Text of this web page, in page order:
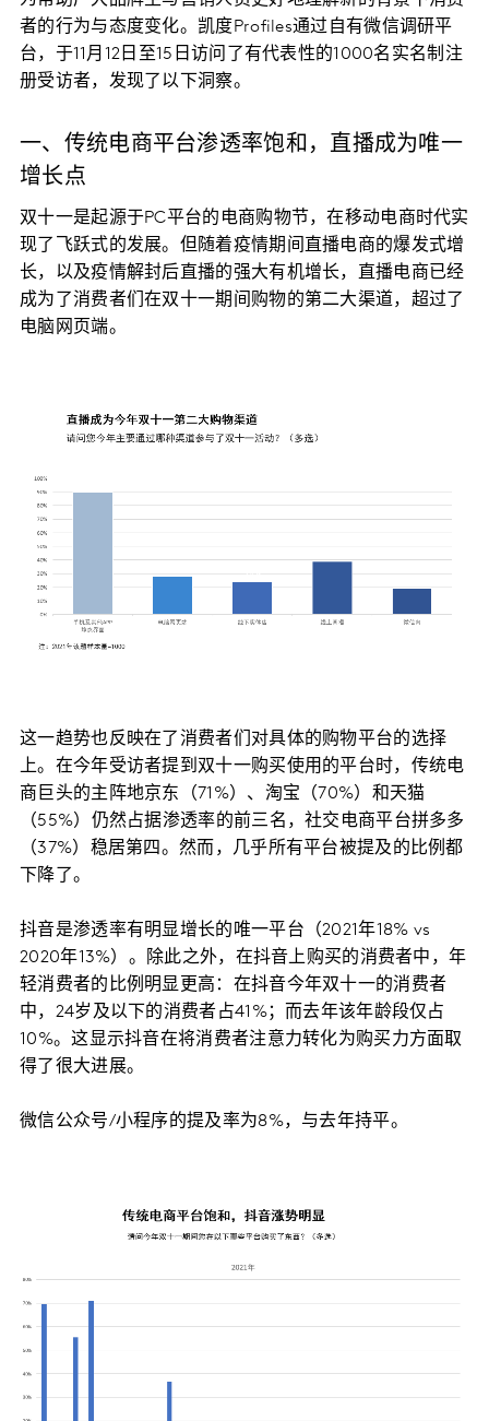
者的行为与态度变化。凯度Profiles通过自有微信调研平
台，于11月12日至15日访问了有代表性的1000名实名制注
册受访者，发现了以下洞察。
一、传统电商平台渗透率饱和，直播成为唯一
增长点
双十一是起源于PC平台的电商购物节，在移动电商时代实
现了飞跃式的发展。但随着疫情期间直播电商的爆发式增
长，以及疫情解封后直播的强大有机增长，直播电商已经
成为了消费者们在双十一期间购物的第二大渠道，超过了
电脑网页端。
这一趋势也反映在了消费者们对具体的购物平台的选择
上。在今年受访者提到双十一购买使用的平台时，传统电
商巨头的主阵地京东（71%）、淘宝（70%）和天猫
（55%）仍然占据渗透率的前三名，社交电商平台拼多多
（37%）稳居第四。然而，几乎所有平台被提及的比例都
下降了。
抖音是渗透率有明显增长的唯一平台（2021年18% vs
2020年13%）。除此之外，在抖音上购买的消费者中，年
轻消费者的比例明显更高：在抖音今年双十一的消费者
中，24岁及以下的消费者占41%；而去年该年龄段仅占
10%。这显示抖音在将消费者注意力转化为购买力方面取
得了很大进展。
微信公众号/小程序的提及率为8%，与去年持平。